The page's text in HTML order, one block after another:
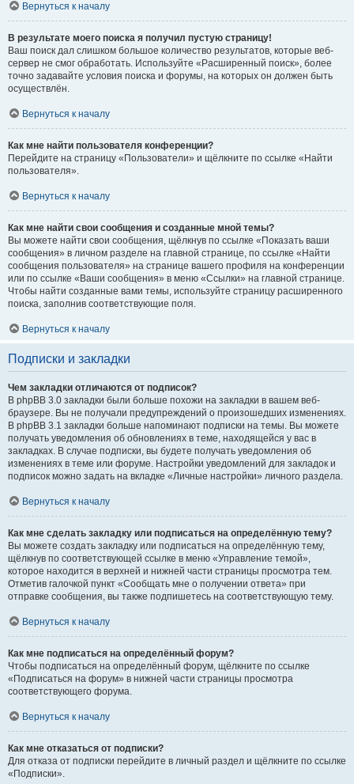
Вернуться к началу
В результате моего поиска я получил пустую страницу!
Ваш поиск дал слишком большое количество результатов, которые веб-
сервер не смог обработать. Используйте «Расширенный поиск», более
точно задавайте условия поиска и форумы, на которых он должен быть
осуществлён.
Вернуться к началу
Как мне найти пользователя конференции?
Перейдите на страницу «Пользователи» и щёлкните по ссылке «Найти
пользователя».
Вернуться к началу
Как мне найти свои сообщения и созданные мной темы?
Вы можете найти свои сообщения, щёлкнув по ссылке «Показать ваши
сообщения» в личном разделе на главной странице, по ссылке «Найти
сообщения пользователя» на странице вашего профиля на конференции
или по ссылке «Ваши сообщения» в меню «Ссылки» на главной странице.
Чтобы найти созданные вами темы, используйте страницу расширенного
поиска, заполнив соответствующие поля.
Вернуться к началу
Подписки и закладки
Чем закладки отличаются от подписок?
В phpBB 3.0 закладки были больше похожи на закладки в вашем веб-
браузере. Вы не получали предупреждений о произошедших изменениях.
В phpBB 3.1 закладки больше напоминают подписки на темы. Вы можете
получать уведомления об обновлениях в теме, находящейся у вас в
закладках. В случае подписки, вы будете получать уведомления об
изменениях в теме или форуме. Настройки уведомлений для закладок и
подписок можно задать на вкладке «Личные настройки» личного раздела.
Вернуться к началу
Как мне сделать закладку или подписаться на определённую тему?
Вы можете создать закладку или подписаться на определённую тему,
щёлкнув по соответствующей ссылке в меню «Управление темой»,
которое находится в верхней и нижней части страницы просмотра тем.
Отметив галочкой пункт «Сообщать мне о получении ответа» при
отправке сообщения, вы также подпишетесь на соответствующую тему.
Вернуться к началу
Как мне подписаться на определённый форум?
Чтобы подписаться на определённый форум, щёлкните по ссылке
«Подписаться на форум» в нижней части страницы просмотра
соответствующего форума.
Вернуться к началу
Как мне отказаться от подписки?
Для отказа от подписки перейдите в личный раздел и щёлкните по ссылке
«Подписки».